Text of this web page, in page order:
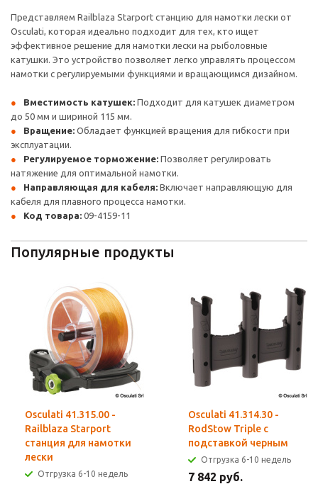
Представляем Railblaza Starport станцию для намотки лески от
Osculati, которая идеально подходит для тех, кто ищет
эффективное решение для намотки лески на рыболовные
катушки. Это устройство позволяет легко управлять процессом
намотки с регулируемыми функциями и вращающимся дизайном.
Вместимость катушек: Подходит для катушек диаметром
до 50 мм и шириной 115 мм.
Вращение: Обладает функцией вращения для гибкости при
эксплуатации.
Регулируемое торможение: Позволяет регулировать
натяжение для оптимальной намотки.
Направляющая для кабеля: Включает направляющую для
кабеля для плавного процесса намотки.
Код товара: 09-4159-11
Популярные продукты
Osculati 41.315.00 -
Railblaza Starport
станция для намотки
лески
Отгрузка 6-10 недель
Osculati 41.314.30 -
RodStow Triple с
подставкой черным
Отгрузка 6-10 недель
7 842 руб.